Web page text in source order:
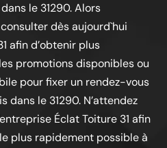
le 31290. Alors
dès aujourd`hui
afin d’obtenir plus
promotions disponibles ou
pour fixer un rendez-vous
dans le 31290. N’attendez
Éclat Toiture 31 afin
plus rapidement possible à